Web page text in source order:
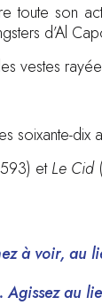
toute son
d’Al
vestes
soixante-dix
etLe Cid
à voir, au
Agissez au